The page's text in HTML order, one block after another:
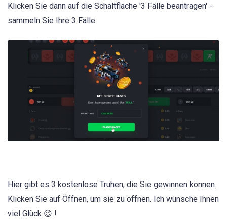
Klicken Sie dann auf die Schaltfläche '3 Fälle beantragen' -
sammeln Sie Ihre 3 Fälle.
Hier gibt es 3 kostenlose Truhen, die Sie gewinnen können.
Klicken Sie auf Öffnen, um sie zu öffnen. Ich wünsche Ihnen
viel Glück 😉 !